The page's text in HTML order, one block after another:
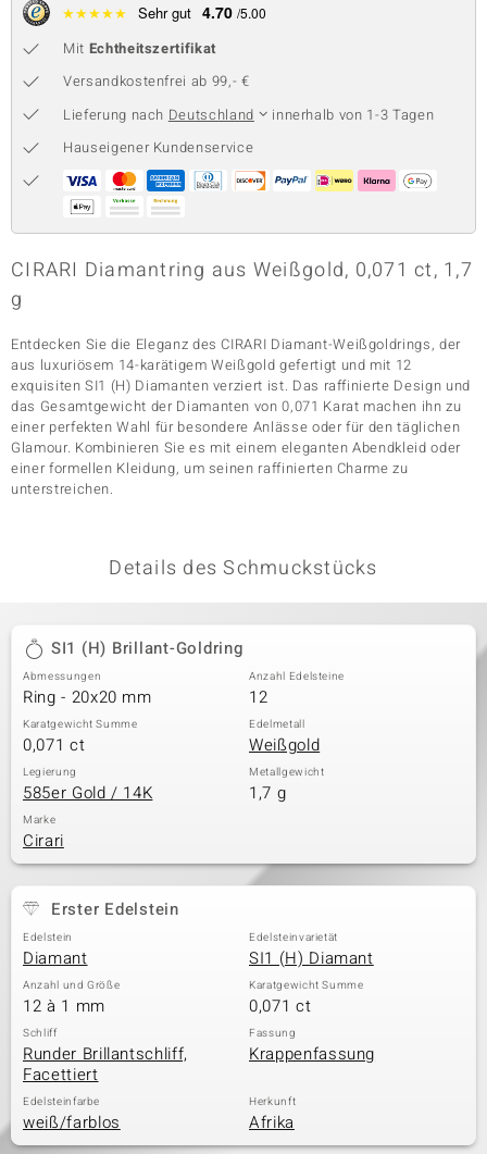
Collection
★★★★★ Sehr gut 4.70 /5.00
Mit Echtheitszertifikat
Versandkostenfrei ab 99,- €
Lieferung nach Deutschland
innerhalb von 1-3 Tagen
Hauseigener Kundenservice
CIRARI Diamantring aus Weißgold, 0,071 ct, 1,7
g
Entdecken Sie die Eleganz des CIRARI Diamant-Weißgoldrings, der
aus luxuriösem 14-karätigem Weißgold gefertigt und mit 12
exquisiten SI1 (H) Diamanten verziert ist. Das raffinierte Design und
das Gesamtgewicht der Diamanten von 0,071 Karat machen ihn zu
einer perfekten Wahl für besondere Anlässe oder für den täglichen
Glamour. Kombinieren Sie es mit einem eleganten Abendkleid oder
einer formellen Kleidung, um seinen raffinierten Charme zu
unterstreichen.
Details des Schmuckstücks
SI1 (H) Brillant-Goldring
Abmessungen
Ring - 20x20 mm
Anzahl Edelsteine
12
Karatgewicht Summe
0,071 ct
Edelmetall
Weißgold
Legierung
585er Gold / 14K
Metallgewicht
1,7 g
Marke
Cirari
Erster Edelstein
Edelstein
Diamant
Edelsteinvarietät
SI1 (H) Diamant
Anzahl und Größe
12 à 1 mm
Karatgewicht Summe
0,071 ct
Schliff
Runder Brillantschliff,
Facettiert
Fassung
Krappenfassung
Edelsteinfarbe
weiß/farblos
Herkunft
Afrika